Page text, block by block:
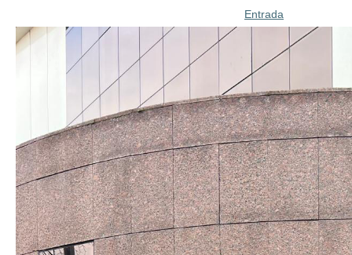
Entrada